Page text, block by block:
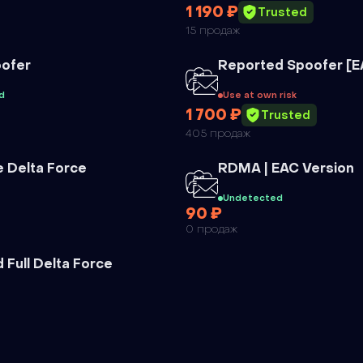
1 190 ₽
Trusted
15 продаж
Чит
Reported Spoofer
Use at own risk
1 700 ₽
Trusted
405 продаж
Delta Force Чит
RDMA | EAC Version
Undetected
90 ₽
0 продаж
Full Delta Force